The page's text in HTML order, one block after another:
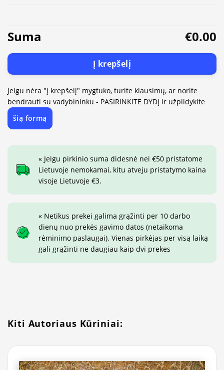
Suma €0.00
Į krepšelį
Jeigu nėra "į krepšelį" mygtuko, turite klausimų, ar norite
bendrauti su vadybininku - PASIRINKITE DYDĮ ir užpildykite
šią formą
« Jeigu pirkinio suma didesnė nei €50 pristatome
Lietuvoje nemokamai, kitu atveju pristatymo kaina
visoje Lietuvoje €3.
« Netikus prekei galima grąžinti per 10 darbo
dienų nuo prekės gavimo datos (netaikoma
rėminimo paslaugai). Vienas pirkėjas per visą laiką
gali grąžinti ne daugiau kaip dvi prekes
Kiti Autoriaus Kūriniai: